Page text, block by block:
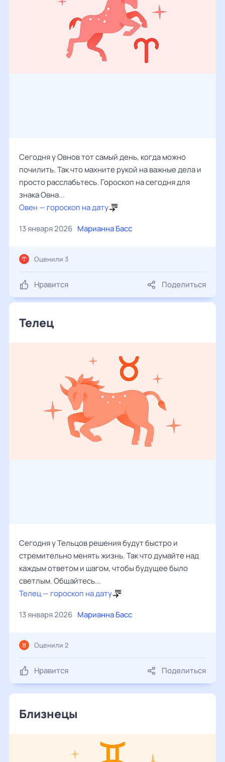
Сегодня у Овнов тот самый день, когда можно
почилить. Так что махните рукой на важные дела и
просто расслабьтесь. Гороскоп на сегодня для
знака Овна...
Овен — гороскоп на дату
13 января 2026 Марианна Басс
Нравится Поделиться
Оценили 3
Телец
Сегодня у Тельцов решения будут быстро и
стремительно менять жизнь. Так что думайте над
каждым ответом и шагом, чтобы будущее было
светлым. Общайтесь...
Телец — гороскоп на дату
13 января 2026 Марианна Басс
Нравится Поделиться
Оценили 2
Близнецы